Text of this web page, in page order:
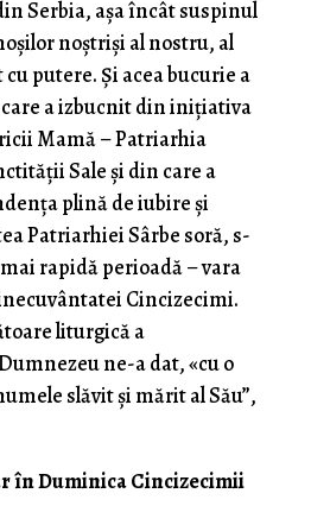
Serbia, așa încât suspinul
noștriși al nostru, al
putere. Și acea bucurie a
a izbucnit din inițiativa
Mamă – Patriarhia
Sale și din care a
plină de iubire și
Patriarhiei Sârbe soră, s-
rapidă perioadă – vara
Cincizecimi.
liturgică a
ne-a dat, «cu o
slăvit și mărit al Său”,
în Duminica Cincizecimii